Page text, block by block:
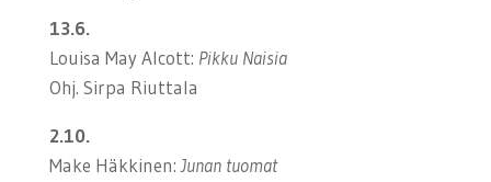
13.6.
Louisa May Alcott: Pikku Naisia
Ohj. Sirpa Riuttala
2.10.
Make Häkkinen: Junan tuomat